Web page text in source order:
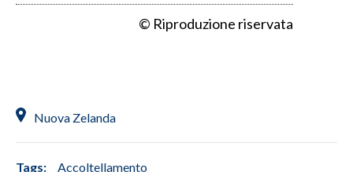
© Riproduzione riservata
Nuova Zelanda
Tags: Accoltellamento